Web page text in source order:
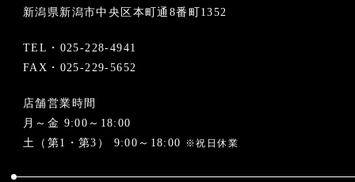
新潟県新潟市中央区本町通8番町1352
TEL・ 025-228-4941
FAX・025-229-5652
店舗営業時間
月～金 9:00～18:00
土（第1・第3） 9:00～18:00 ※祝日休業